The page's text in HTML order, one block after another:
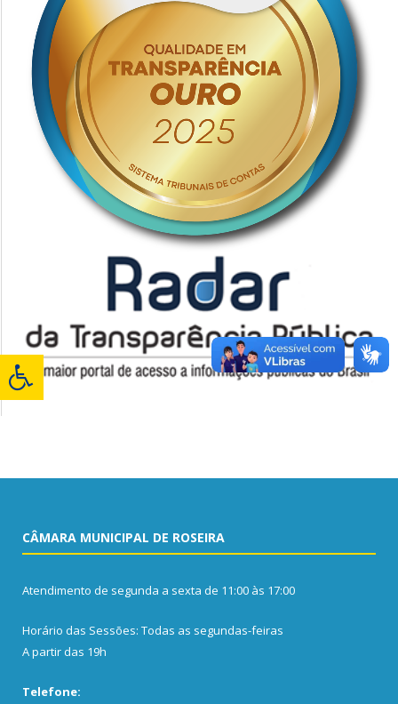
CÂMARA MUNICIPAL DE ROSEIRA
Atendimento de segunda a sexta de 11:00 às 17:00
Horário das Sessões: Todas as segundas-feiras
A partir das 19h
Telefone: